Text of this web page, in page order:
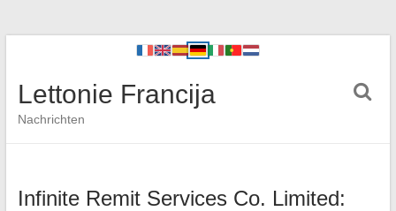
Lettonie Francija
Nachrichten
Infinite Remit Services Co. Limited: